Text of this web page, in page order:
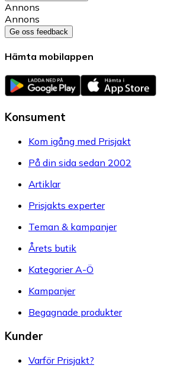
Annons
Annons
Ge oss feedback
Hämta mobilappen
Konsument
Kom igång med Prisjakt
På din sida sedan 2002
Artiklar
Prisjakts experter
Teman & kampanjer
Årets butik
Kategorier A-Ö
Kampanjer
Begagnade produkter
Kunder
Varför Prisjakt?